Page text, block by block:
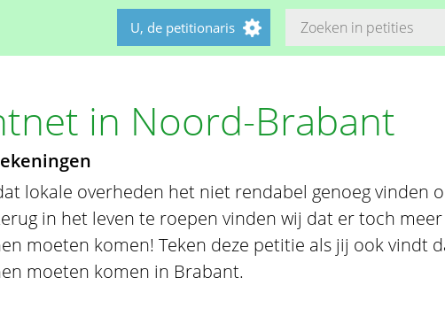
U, de petitionaris
in Noord-Brabant
lokale overheden het niet rendabel genoeg vinden
in het leven te roepen vinden wij dat er toch meer
moeten komen! Teken deze petitie als jij ook vindt
moeten komen in Brabant.